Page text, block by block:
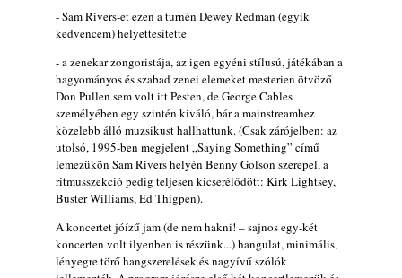
(Sátoraljaújhely – 2026. augusztus 13-23.)
2026. augusztus 01.
Jazz-rock albumok 1986-ból - John Scofield
„Still Warm”
2026. augusztus 01.
Ma 40 éves Gyarmati Gábor és 54 éves
Florian Ross
2026. augusztus 01.
Vér, tornádó és jazz – megjelent a Daveform
lemezének új előfutára, a Sharknado
2026. július 31.
- Sam Rivers-et ezen a turnén Dewey Redman (egyik
kedvencem) helyettesítette
- a zenekar zongoristája, az igen egyéni stílusú, játékában a
hagyományos és szabad zenei elemeket mesterien ötvöző
Don Pullen sem volt itt Pesten, de George Cables
személyében egy szintén kiváló, bár a mainstreamhez
közelebb álló muzsikust hallhattunk. (Csak zárójelben: az
utolsó, 1995-ben megjelent „Saying Something” című
lemezükön Sam Rivers helyén Benny Golson szerepel, a
ritmusszekció pedig teljesen kicserélődött: Kirk Lightsey,
Buster Williams, Ed Thigpen).
A koncertet jóízű jam (de nem hakni! – sajnos egy-két
koncerten volt ilyenben is részünk...) hangulat, minimális,
lényegre törő hangszerelések és nagyívű szólók